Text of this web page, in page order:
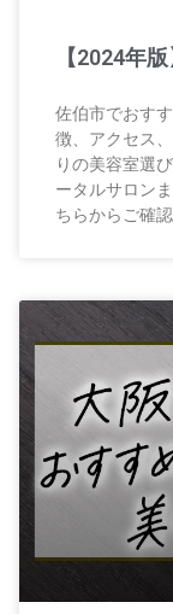
【2024年
佐伯市でおす
徴、アクセス
りの美容室選
ータルサロン
ちらからご確認